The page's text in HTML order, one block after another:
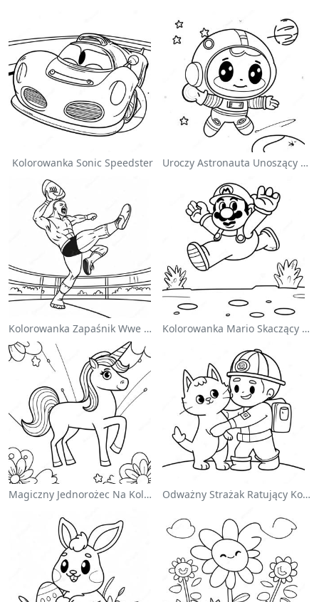
Kolorowanka Sonic Speedster Uroczy Astronauta Unoszący Się W Kosmosie - Kolorowanka
Kolorowanka Zapaśnik Wwe Skaczący Na Przeciwnika Kolorowanka Mario Skaczący Nad Goombami
Magiczny Jednorożec Na Kolorowance Z Tęczą Odważny Strażak Ratujący Kota - Kolorowanka